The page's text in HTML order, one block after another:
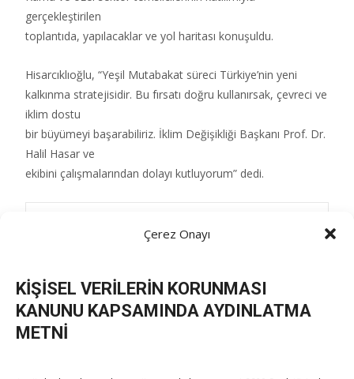
Çerez Onayı
KİŞİSEL VERİLERİN KORUNMASI
KANUNU KAPSAMINDA AYDINLATMA
METNİ
gerçekleştirilen
toplantıda, yapılacaklar ve yol haritası konuşuldu.
Hisarcıklıoğlu, “Yeşil Mutabakat süreci Türkiye’nin yeni
kalkınma stratejisidir. Bu fırsatı doğru kullanırsak, çevreci ve
iklim dostu
bir büyümeyi başarabiliriz. İklim Değişikliği Başkanı Prof. Dr.
Halil Hasar ve
ekibini çalışmalarından dolayı kutluyorum” dedi.
Post
←Hisarcıklıoğlu, Dilekleri İnceleme Komisyonu ile
görüştü
Eskişehir TOBB Bilim Sanat Merkezi ve Meslek Liseleri